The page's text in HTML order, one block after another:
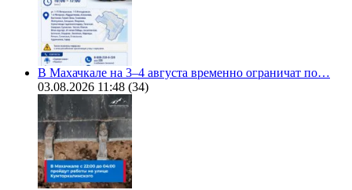
В Махачкале на 3–4 августа временно ограничат по…
03.08.2026 11:48 (34)